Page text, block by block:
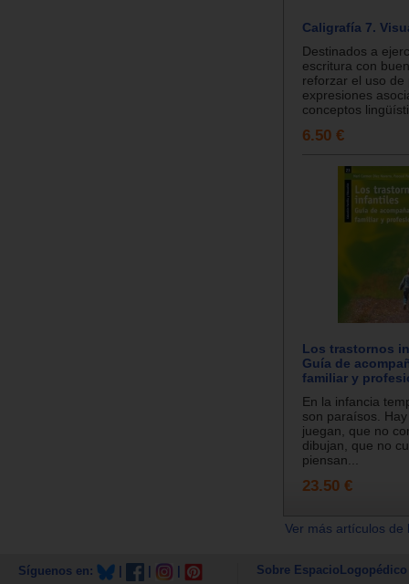
Caligrafía 7.
Destinados a
escritura con
reforzar el uso de
expresiones
conceptos
6.50 €
Los trastornos
Guía de
familiar y
En la infancia
son paraísos.
juegan, que no
dibujan, que no
piensan...
23.50 €
Ver más artículos
Síguenos en: Sobre EspacioLogopédico